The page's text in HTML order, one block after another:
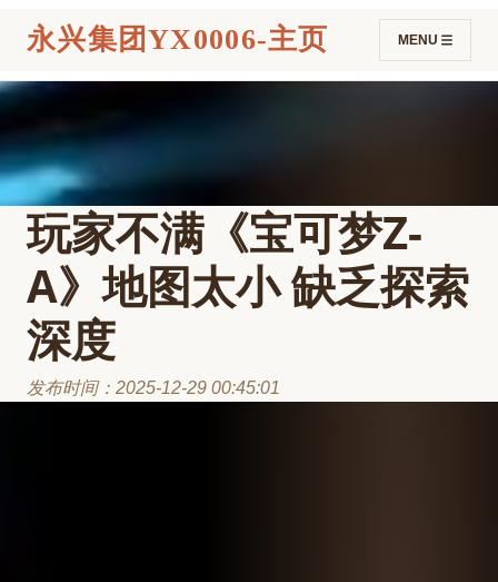
永兴集团YX0006-主页 MENU
玩家不满《宝可梦Z-
A》地图太小 缺乏探索
深度
发布时间：2025-12-29 00:45:01